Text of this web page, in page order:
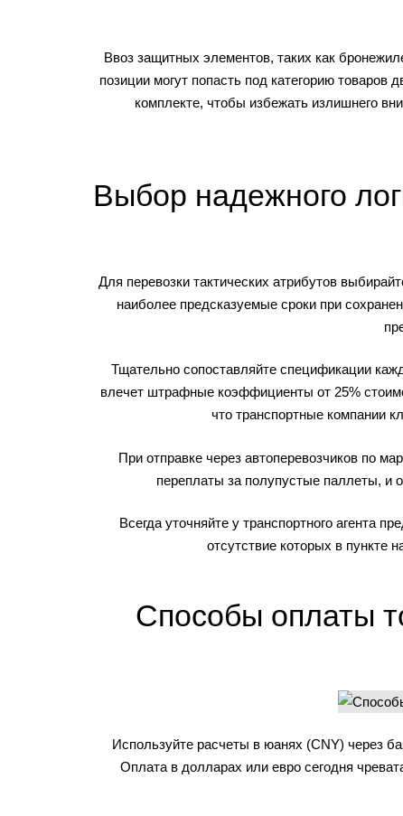
Ввоз защитных элементов, таких как
позиции могут попасть под категорию товаров
комплекте, чтобы избежать излишнего
Выбор надежного
Для перевозки тактических атрибутов
наиболее предсказуемые сроки при
Тщательно сопоставляйте спецификации
влечет штрафные коэффициенты от 25%
что транспортные компании
При отправке через автоперевозчиков по
переплаты за полупустые паллеты, и
Всегда уточняйте у транспортного агента
отсутствие которых в пункте
Способы оплаты
Используйте расчеты в юанях (CNY) через
Оплата в долларах или евро сегодня